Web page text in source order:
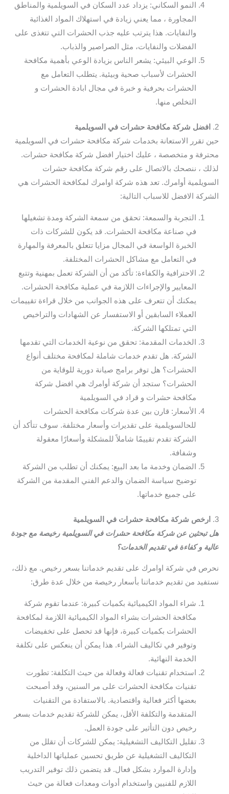
النمو السكاني: يزداد عدد السكان في السويلمية والمناطق
المجاورة ، مما يعني زيادة في استهلاك المواد الغذائية
والنفايات. هذا يترتب عليه جذب الحشرات التي تتغذى على
الفضلات والنفايات، مثل الصراصير والذباب.
الوعي البيئي: يشعر الناس بزيادة الوعي بأهمية مكافحة
الحشرات لأسباب صحية وبيئية. يتطلب التعامل مع
الحشرات بحرفية و خبرة في مجال ابادة الحشرات و
التخلص منها.
2.
افضل شركة مكافحة حشرات في السويلمية
حين تقرر الاستعانة بخدمات شركة مكافحة حشرات في السويلمية
محترفة و متخصصة ، عليك اختيار افضل شركة مكافحة حشرات.
لذلك ، ننصحك بالاتصال على رقم شركة مكافحة حشرات
السويلمية أوامرك. تعد هذه شركة اوامرك لمكافحة الحشرات هي
الشركة الافضل للاسباب التالية:
التجربة والسمعة: تحقق من سمعة الشركة ومدة تشغيلها
في صناعة مكافحة الحشرات. قد يكون للشركات ذات
الخبرة الواسعة في المجال مزايا تتعلق بالمعرفة والمهارة
في التعامل مع مشاكل الحشرات المختلفة.
الاحترافية والكفاءة: تأكد من أن الشركة تعمل بمهنية وتتبع
المعايير والإجراءات اللازمة في عملية مكافحة الحشرات.
يمكنك أن تتعرف على هذه الجوانب من خلال قراءة تقييمات
العملاء السابقين أو الاستفسار عن الشهادات والتراخيص
التي تمتلكها الشركة.
الخدمات المقدمة: تحقق من نوعية الخدمات التي تقدمها
الشركة. هل تقدم خدمات شاملة لمكافحة مختلف أنواع
الحشرات؟ هل توفر برامج صيانة دورية للوقاية من
الحشرات؟ ستجد أن شركة أوامرك هي افضل شركة
مكافحة حشرات و قراد في السويلمية
الأسعار: قارن بين عدة شركات مكافحة الحشرات
للحالسويلمية على تقديرات وأسعار مختلفة. سوف تتأكد أن
الشركة تقدم تقييمًا شاملاً للمشكلة وأسعارًا معقولة
وشفافة.
الضمان وخدمة ما بعد البيع: يمكنك أن تطلب من الشركة
توضيح سياسة الضمان والدعم الفني المقدمة من الشركة
على جميع خدماتها.
3.
ارخص شركة مكافحة حشرات في السويلمية
هل تبحثين عن شركة مكافحة حشرات في السويلمية رخيصة مع جودة
عالية و كفاءة في تقديم الخدمات؟
نحرص في شركة اوامرك على تقديم خدماتنا بسعر رخيص. مع ذلك،
نستفيد من تقديم خدماتنا بأسعار رخيصة من خلال عدة طرق:
شراء المواد الكيميائية بكميات كبيرة: عندما تقوم شركة
مكافحة الحشرات بشراء المواد الكيميائية اللازمة لمكافحة
الحشرات بكميات كبيرة، فإنها قد تحصل على تخفيضات
وتوفير في تكاليف الشراء. هذا يمكن أن ينعكس على تكلفة
الخدمة النهائية.
استخدام تقنيات فعالة وفعالة من حيث التكلفة: تطورت
تقنيات مكافحة الحشرات على مر السنين، وقد أصبحت
بعضها أكثر فعالية واقتصادية. بالاستفادة من التقنيات
المتقدمة والتكلفة الأقل، يمكن للشركة تقديم خدمات بسعر
رخيص دون التأثير على جودة العمل.
تقليل التكاليف التشغيلية: يمكن للشركات أن تقلل من
التكاليف التشغيلية عن طريق تحسين عملياتها الداخلية
وإدارة الموارد بشكل فعال. قد يتضمن ذلك توفير التدريب
اللازم للفنيين واستخدام أدوات ومعدات فعالة من حيث